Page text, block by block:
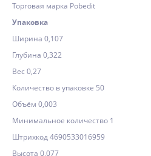
Торговая марка Pobedit
Упаковка
Ширина 0,107
Глубина 0,322
Вес 0,27
Количество в упаковке 50
Объём 0,003
Минимальное количество 1
Штрихкод 4690533016959
Высота 0,077